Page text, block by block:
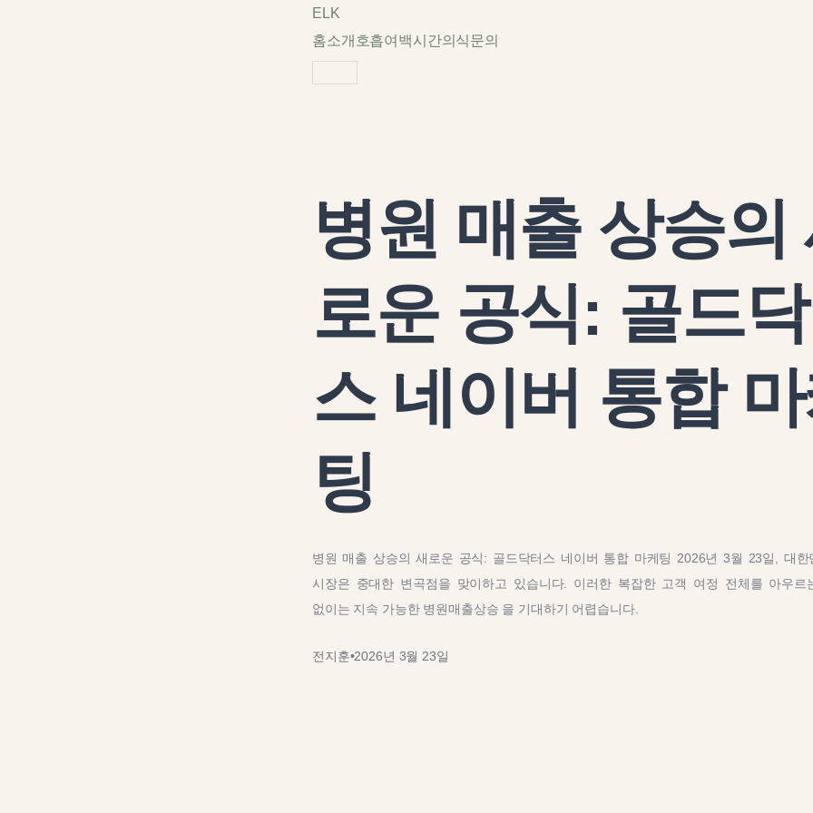
ELK
홈소개 호흡여백시간의식문의
병원 매출 상승의
로운 공식: 골드
스 네이버 통합
팅
병원 매출 상승의 새로운 공식: 골드닥터스 네이버 통합 마케팅 2026년 3월 23일, 대한
시장은 중대한 변곡점을 맞이하고 있습니다. 이러한 복잡한 고객 여정 전체를 아우르
없이는 지속 가능한 병원매출상승 을 기대하기 어렵습니다.
전지훈•2026년 3월 23일